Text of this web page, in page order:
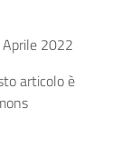
2022
articolo è